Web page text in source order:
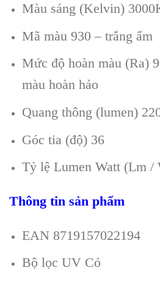
Màu sáng (Kelvin)
Mã màu 930 – trắng ấm
Mức độ hoàn màu (Ra)
màu hoàn hảo
Quang thông (lumen)
Góc tia (độ) 36
Tỷ lệ Lumen Watt (Lm /
Thông tin sản phẩm
EAN 8719157022194
Bộ lọc UV Có